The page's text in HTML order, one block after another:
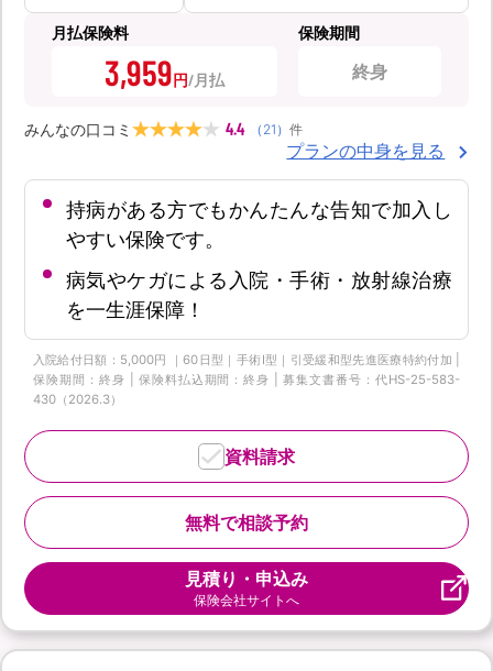
月払保険料
3,959円
保険期間
終身
みんなの口コミ 4.4 （ 21 ） 件
プランの中身を見る
持病がある方でもかんたんな告知で加入し
やすい保険です。
病気やケガによる入院・手術・放射線治療
を一生涯保障！
入院給付日額：5,000円 ｜60日型｜手術Ⅰ型｜引受緩和型先進医療特約付加 |
保険期間：終身 | 保険料払込期間：終身 | 募集文書番号：代HS-25-583-
430（2026.3）
無料で相談予約
資料請求
見積り・申込み
保険会社サイトへ